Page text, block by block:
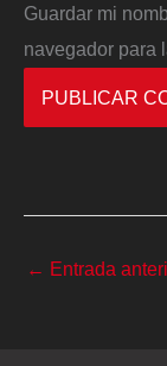
Guardar mi
navegador para
← Entrada